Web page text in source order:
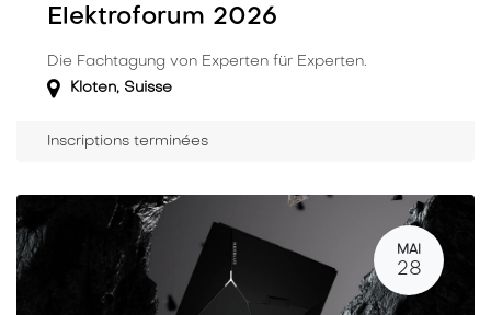
Elektroforum 2026
Die Fachtagung von Experten für Experten.
Kloten, Suisse
Inscriptions terminées
MAI
28